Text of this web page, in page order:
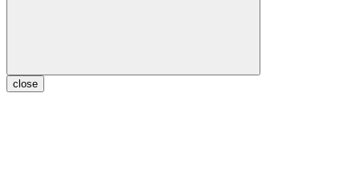
close